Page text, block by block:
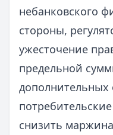
небанковского
стороны,
ужесточение
предельной
дополнительных
снизить